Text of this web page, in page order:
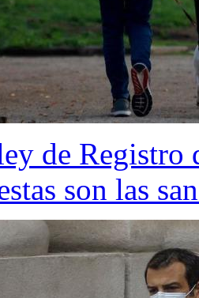
de Registro
son las